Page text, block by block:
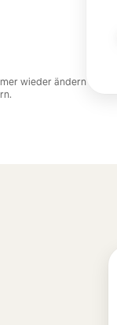
wieder ändern